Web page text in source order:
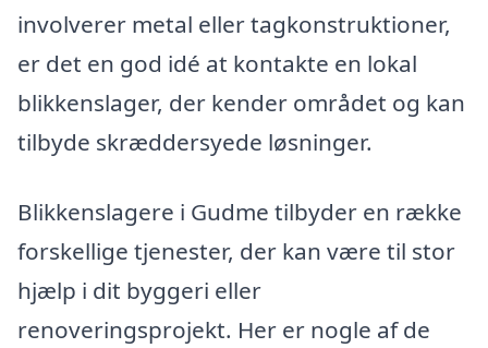
involverer metal eller tagkonstruktioner,
er det en god idé at kontakte en lokal
blikkenslager, der kender området og kan
tilbyde skræddersyede løsninger.
Blikkenslagere i Gudme tilbyder en række
forskellige tjenester, der kan være til stor
hjælp i dit byggeri eller
renoveringsprojekt. Her er nogle af de